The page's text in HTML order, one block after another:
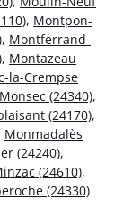
, Montpon-
, Montferrand-
, Montazeau
la-Crempse
Monsec (24340),
(24170),
Monmadalès
(24240),
(24610),
(24330)